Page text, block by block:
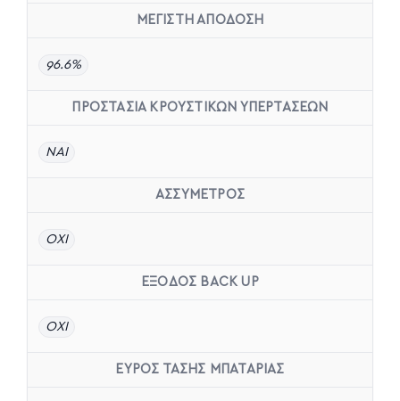
ΜΕΓΙΣΤΗ ΑΠΟΔΟΣΗ
96.6%
ΠΡΟΣΤΑΣΙΑ ΚΡΟΥΣΤΙΚΩΝ ΥΠΕΡΤΑΣΕΩΝ
ΝΑΙ
ΑΣΣΥΜΕΤΡΟΣ
ΟΧΙ
ΈΞΟΔΟΣ BACK UP
OXI
ΕΥΡΟΣ ΤΑΣΗΣ ΜΠΑΤΑΡΙΑΣ